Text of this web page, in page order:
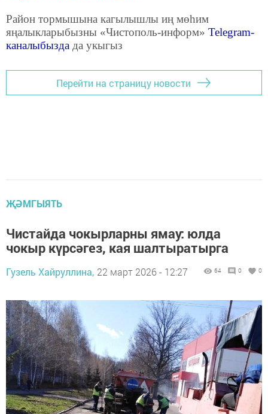
Район тормышына кагылышлы иң мөһим
яңалыкларыбызны «Чистополь-информ» Telegram-
каналыбызда да укыгыз
Перейти на страницу новости
ҖӘМГЫЯТЬ
Чистайда чокырларны ямау: юлда
чокыр күрсәгез, кая шалтыратырга
Гузель Хайруллина, 22 март 2026 - 12:27 64 0 0